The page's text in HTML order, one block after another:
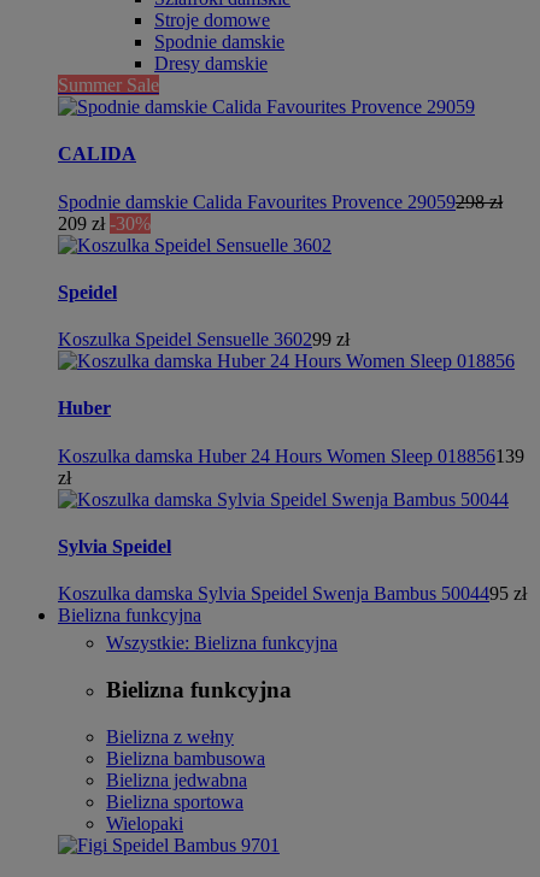
Stroje domowe
Spodnie damskie
Dresy damskie
Summer Sale
CALIDA
Spodnie damskie Calida Favourites Provence 29059298 zł
209 zł -30%
Speidel
Koszulka Speidel Sensuelle 360299 zł
Huber
Koszulka damska Huber 24 Hours Women Sleep 018856139
zł
Sylvia Speidel
Koszulka damska Sylvia Speidel Swenja Bambus 5004495 zł
Bielizna funkcyjna
Wszystkie: Bielizna funkcyjna
Bielizna funkcyjna
Bielizna z wełny
Bielizna bambusowa
Bielizna jedwabna
Bielizna sportowa
Wielopaki